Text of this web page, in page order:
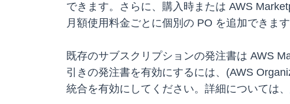
できます。さらに、購入時または AWS
月額使用料金ごとに個別の PO を追加できます
既存のサブスクリプションの発注書は AWS
引きの発注書を有効にするには、(AWS
統合を有効にしてください。詳細については、